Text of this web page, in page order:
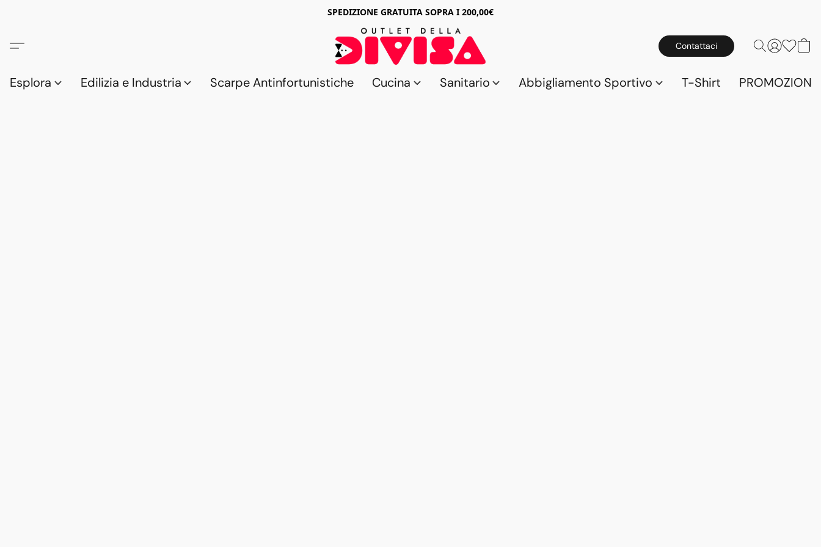
SPEDIZIONE GRATUITA SOPRA I 200,00€
Contattaci
Esplora Edilizia e Industria Scarpe Antinfortunistiche Cucina Sanitario Abbigliamento Sportivo T-Shirt PROMOZIONI